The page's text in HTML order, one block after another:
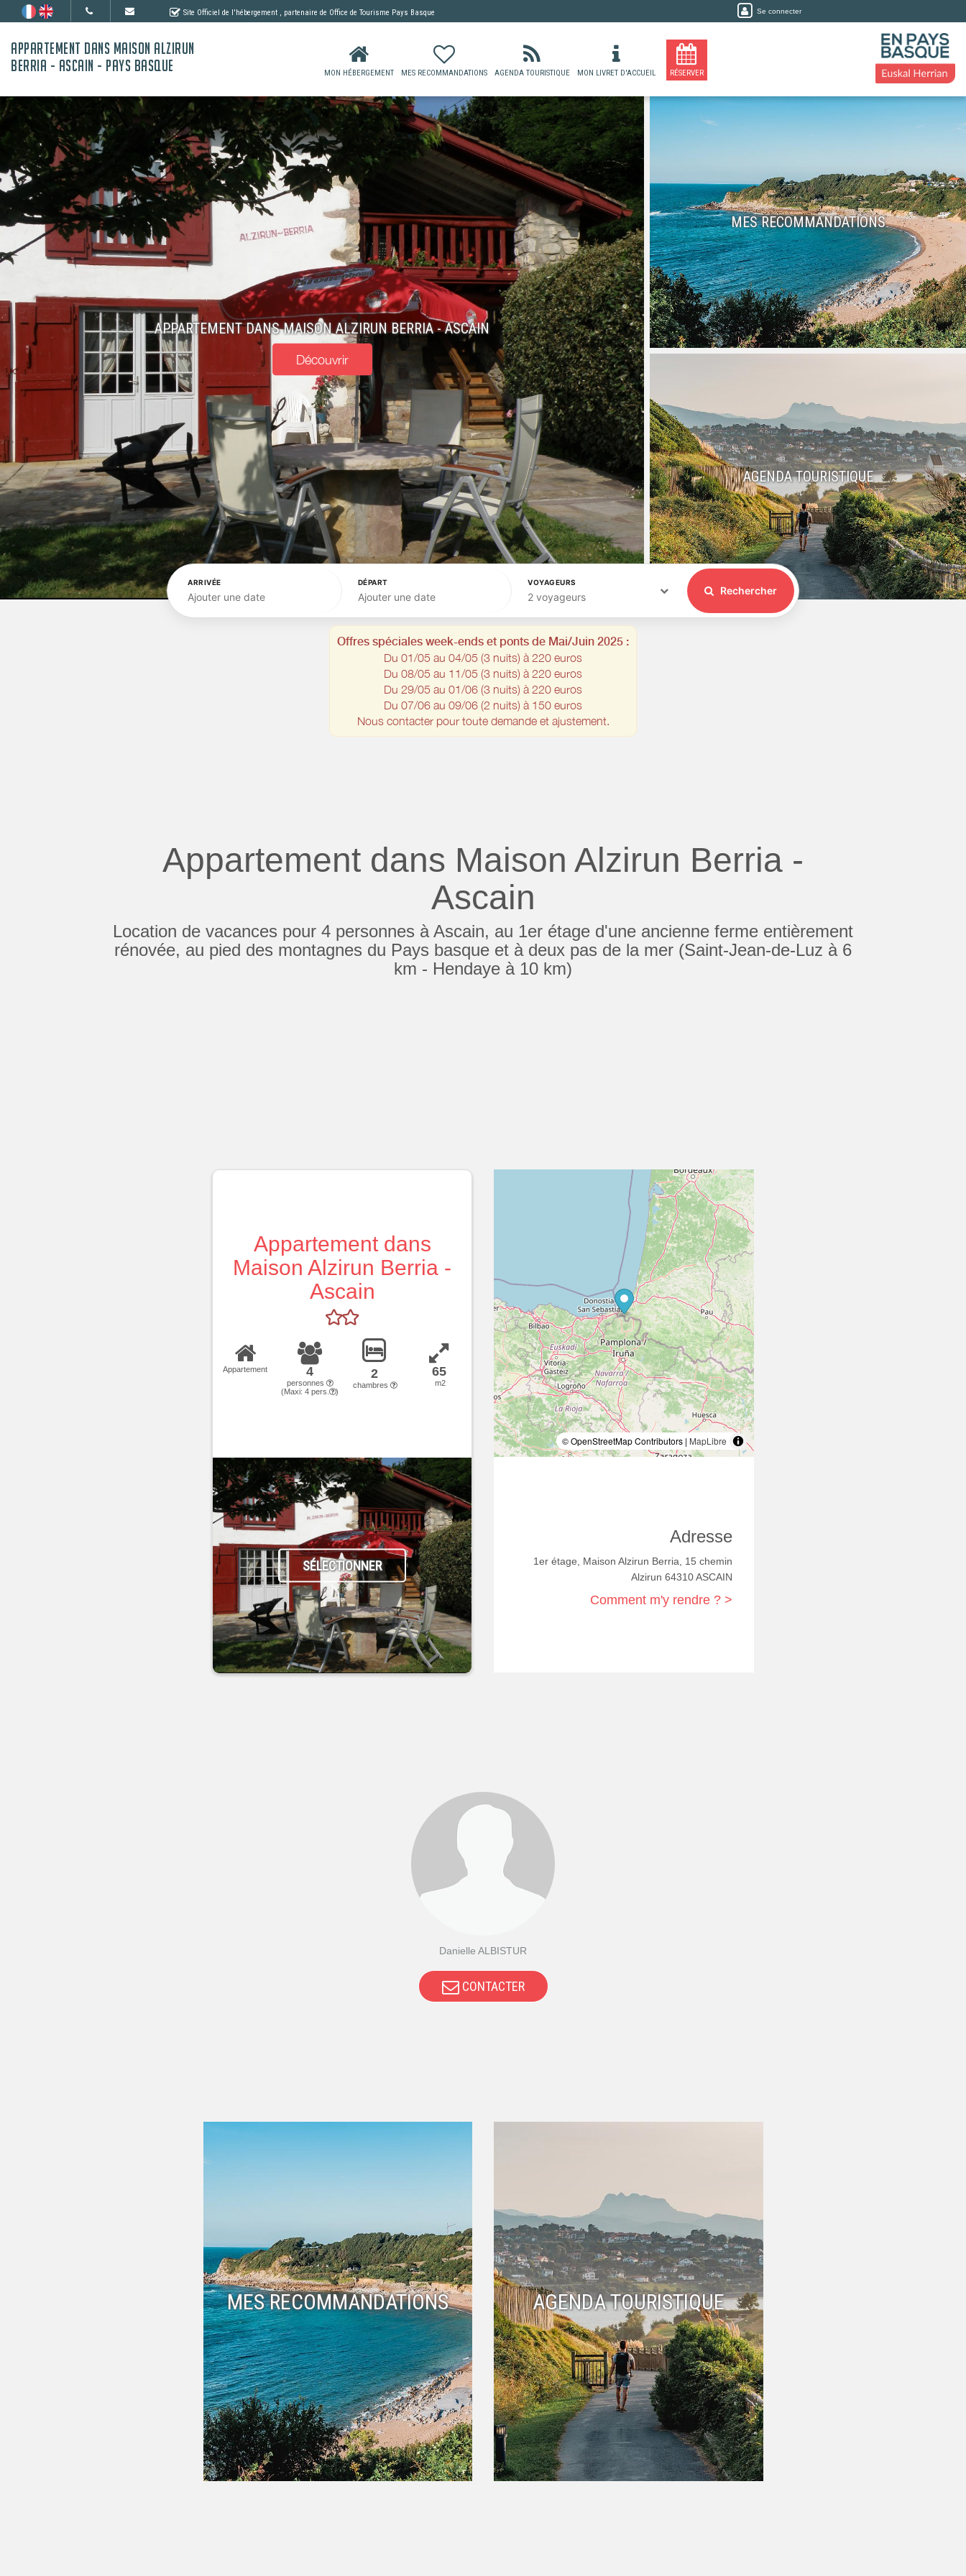
Site Officiel de l'hébergement , partenaire de Office de Tourisme Pays Basque Se connecter
APPARTEMENT DANS MAISON ALZIRUN
BERRIA - ASCAIN - PAYS BASQUE
MON HÉBERGEMENT MES RECOMMANDATIONS AGENDA TOURISTIQUE MON LIVRET D'ACCUEIL RÉSERVER
APPARTEMENT DANS MAISON ALZIRUN BERRIA - ASCAIN
Découvrir
MES RECOMMANDATIONS
AGENDA TOURISTIQUE
ARRIVÉE
Ajouter une date
DÉPART
Ajouter une date
VOYAGEURS
2 voyageurs
Rechercher
Offres spéciales week-ends et ponts de Mai/Juin 2025 :
Du 01/05 au 04/05 (3 nuits) à 220 euros
Du 08/05 au 11/05 (3 nuits) à 220 euros
Du 29/05 au 01/06 (3 nuits) à 220 euros
Du 07/06 au 09/06 (2 nuits) à 150 euros
Nous contacter pour toute demande et ajustement.
Appartement dans Maison Alzirun Berria -
Ascain
Location de vacances pour 4 personnes à Ascain, au 1er étage d'une ancienne ferme entièrement
rénovée, au pied des montagnes du Pays basque et à deux pas de la mer (Saint-Jean-de-Luz à 6
km - Hendaye à 10 km)
Appartement dans
Maison Alzirun Berria -
Ascain
Appartement 4
personnes
(Maxi: 4 pers. )
2
chambres
65
m2
SÉLECTIONNER
© OpenStreetMap Contributors | MapLibre
Adresse
1er étage, Maison Alzirun Berria, 15 chemin
Alzirun 64310 ASCAIN
Comment m'y rendre ? >
Danielle ALBISTUR
CONTACTER
MES RECOMMANDATIONS AGENDA TOURISTIQUE